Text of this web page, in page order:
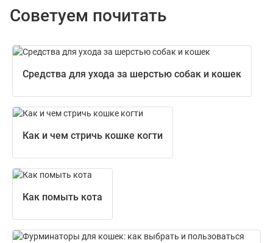
Советуем почитать
Средства для ухода за шерстью собак и кошек
Как и чем стричь кошке когти
Как помыть кота